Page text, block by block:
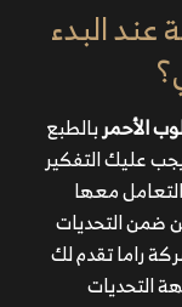
تضمن الحصول
يوفر الكفاءة
السابقة لها.
الشركة من أجل
مثل
البدء
الأحمربالطبع
عليك التفكير
معها
ضمن التحديات
راما تقدم لك
التحديات